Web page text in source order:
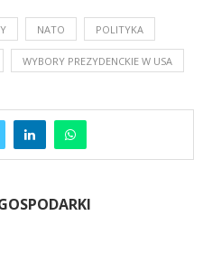
NATO POLITYKA
WYBORY PREZYDENCKIE W USA